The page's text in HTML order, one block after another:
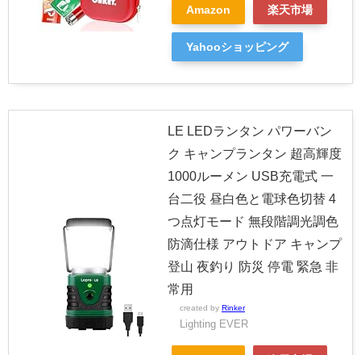
Amazon 楽天市場
Yahooショッピング
LE LEDランタン パワーバン
ク キャンプランタン 超高輝度
1000ルーメン USB充電式 一
台二役 昼白色と電球色切替 4
つ点灯モード 無段階調光調色
防滴仕様 アウトドア キャンプ
登山 夜釣り 防災 停電 緊急 非
常用
created by Rinker
Lighting EVER